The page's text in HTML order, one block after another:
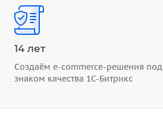
14 лет
Создаём e-commerce-решения под
знаком качества 1С-Битрикс